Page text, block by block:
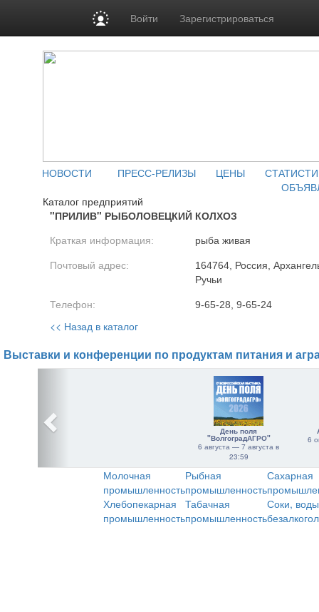
Войти Зарегистрироваться
НОВОСТИ ПРЕСС-РЕЛИЗЫ ЦЕНЫ
Каталог предприятий
"ПРИЛИВ" РЫБОЛОВЕЦКИЙ КОЛХОЗ
Краткая информация: рыба живая
Почтовый адрес:
164764, Россия,
Ручьи
Телефон: 9-65-28, 9-65-24
<< Назад в каталог
Выставки и конференции по продуктам питания и
День поля
"ВолгоградАГРО"
6 августа — 7 августа в
23:59
6
Молочная
промышленность
Рыбная
промышленность
Сахарная
Хлебопекарная
промышленность
Табачная
промышленность
Соки,